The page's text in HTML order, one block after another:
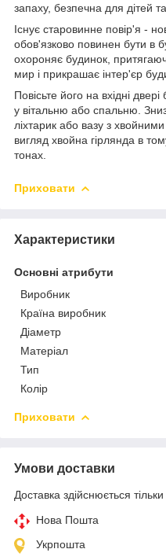
запаху, безпечна для дітей
Існує старовинне повір'я -
обов'язково повинен бути в
охороняє будинок,
мир і прикрашає інтер'єр
Повісьте його на вхідні
у вітальню або спальню.
ліхтарик або вазу з
вигляд хвойна гірлянда в
тонах.
Приховати
Характеристики
Основні атрибути
Виробник
Країна виробник
Діаметр
Матеріал
Тип
Колір
Приховати
Умови доставки
Доставка здійснюється
Нова Пошта
Укрпошта